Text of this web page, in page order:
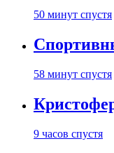
50 минут спустя
58 минут спустя
9 часов спустя